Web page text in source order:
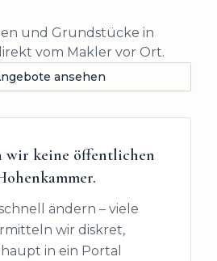
und Grundstücke in
vom Makler vor Ort.
ansehen
wir keine öffentlichen
.
ändern – viele
wir diskret,
in ein Portal